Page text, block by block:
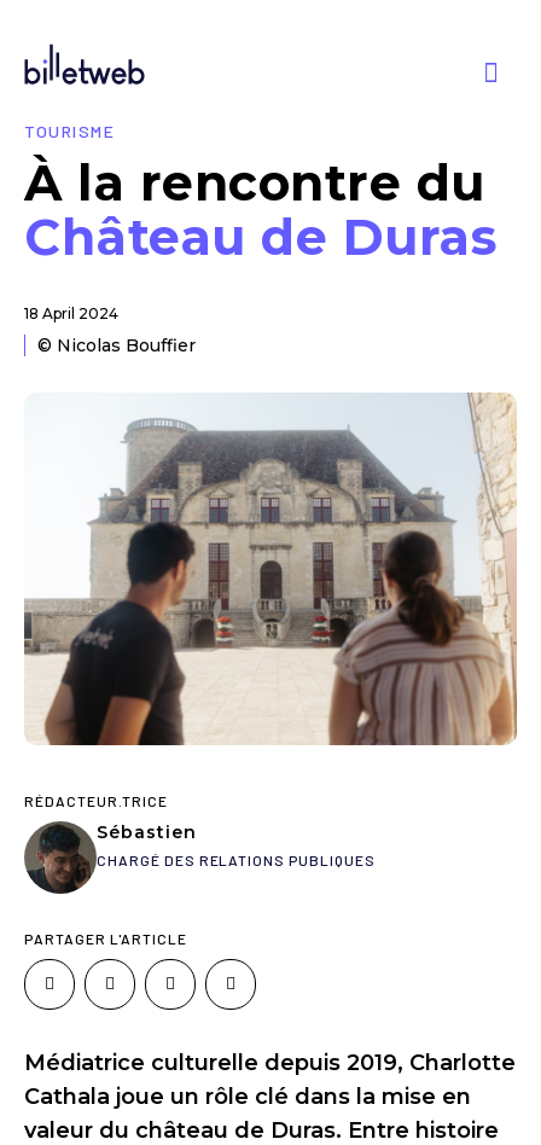
TOURISME
À la rencontre du
Château de Duras
18 April 2024
© Nicolas Bouffier
RÉDACTEUR.TRICE
Sébastien
CHARGÉ DES RELATIONS PUBLIQUES
PARTAGER L'ARTICLE
Médiatrice culturelle depuis 2019, Charlotte
Cathala joue un rôle clé dans la mise en
valeur du château de Duras. Entre histoire